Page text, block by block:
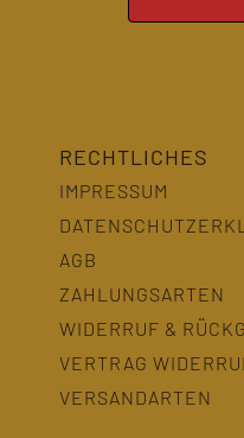
RECHTLICHES
IMPRESSUM
AGB
ZAHLUNGSARTEN
WIDERRUF &
VERTRAG
VERSANDARTEN